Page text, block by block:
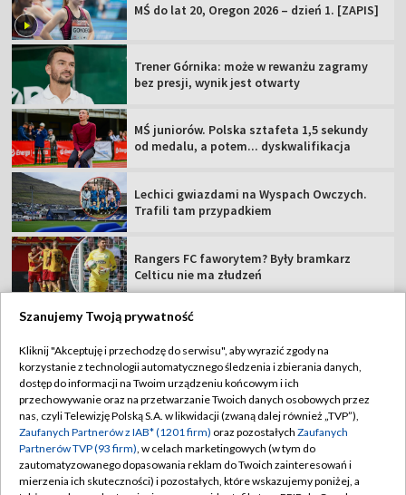
MŚ do lat 20, Oregon 2026 – dzień 1. [ZAPIS]
Trener Górnika: może w rewanżu zagramy
bez presji, wynik jest otwarty
MŚ juniorów. Polska sztafeta 1,5 sekundy
od medalu, a potem... dyskwalifikacja
Lechici gwiazdami na Wyspach Owczych.
Trafili tam przypadkiem
Rangers FC faworytem? Były bramkarz
Celticu nie ma złudzeń
TVP
Abonament TVP
Sklep TVP
Biuro Reklamy
Oferta Handlowa
Regulamin TVP
Polityka prywatności
Moje zgody
Biuro reklamy
Szanujemy Twoją prywatność
Kliknij "Akceptuję i przechodzę do serwisu", aby wyrazić zgody na
korzystanie z technologii automatycznego śledzenia i zbierania danych,
dostęp do informacji na Twoim urządzeniu końcowym i ich
przechowywanie oraz na przetwarzanie Twoich danych osobowych przez
nas, czyli Telewizję Polską S.A. w likwidacji (zwaną dalej również „TVP”),
Zaufanych Partnerów z IAB* (1201 firm) oraz pozostałych Zaufanych
Partnerów TVP (93 firm), w celach marketingowych (w tym do
zautomatyzowanego dopasowania reklam do Twoich zainteresowań i
mierzenia ich skuteczności) i pozostałych, które wskazujemy poniżej, a